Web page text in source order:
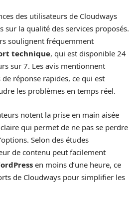
des utilisateurs de Cloudways
sur la qualité des services proposés.
soulignent fréquemment
technique, qui est disponible 24
sur 7. Les avis mentionnent
réponse rapides, ce qui est
les problèmes en temps réel.
notent la prise en main aisée
qui permet de ne pas se perdre
Selon des études
de contenu peut facilement
en moins d’une heure, ce
de Cloudways pour simplifier les